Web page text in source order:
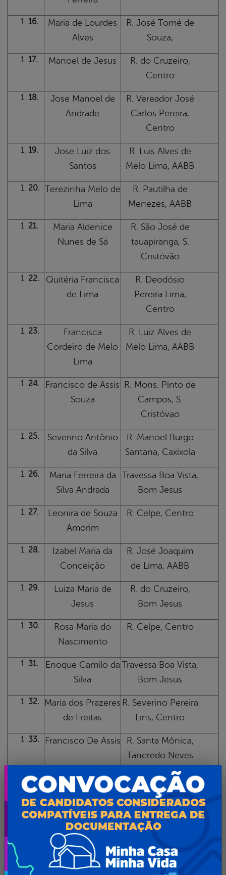
16.
Maria de Lourdes
Alves
R. José Tomé de
Souza,
17. Manoel de Jesus
R. do Cruzeiro,
Centro
18.
Jose Manoel de
Andrade
R. Vereador José
Carlos Pereira,
Centro
19.
Jose Luiz dos
Santos
R. Luis Alves de
Melo Lima, AABB
20.
Terezinha Melo de
Lima
R. Pautilha de
Menezes, AABB
21.
Maria Aldenice
Nunes de Sá
R. São José de
tauapiranga, S.
Cristóvão
22.
Quitéria Francisca
de Lima
R. Deodósio
Pereira Lima,
Centro
23.
Francisca
Cordeiro de Melo
Lima
R. Luiz Alves de
Melo Lima, AABB
24.
Francisco de Assis
Souza
R. Mons. Pinto de
Campos, S.
Cristóvao
25.
Severino Antônio
da Silva
R. Manoel Burgo
Santana, Caxixola
26.
Maria Ferreira da
Silva Andrada
Travessa Boa Vista,
Bom Jesus
27.
Leonira de Souza
Amorim
R. Celpe, Centro
28.
Izabel Maria da
Conceição
R. José Joaquim
de Lima, AABB
29.
Luiza Maria de
Jesus
R. do Cruzeiro,
Bom Jesus
30.
Rosa Maria do
Nascimento
R. Celpe, Centro
31.
Enoque Camilo da
Silva
Travessa Boa Vista,
Bom Jesus
32.
Maria dos Prazeres
de Freitas
R. Severino Pereira
Lins, Centro
33. Francisco De Assis
R. Santa Mônica,
Tancredo Neves
34. Francisco de Assis
Pierre de Andrada
Faz. Cachoeira
35.
Mauricio Bezerra
Brandão
R. Inôcencio
Gomes de
Andrade, Centro
36.
Maria de Lourdes
R. Geraldo S. de